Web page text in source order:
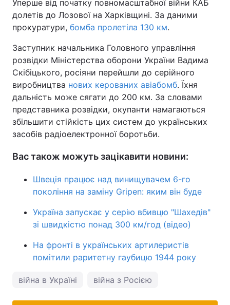
Уперше від початку повномасштабної війни КАБ
долетів до Лозової на Харківщині. За даними
прокуратури, бомба пролетіла 130 км.
Заступник начальника Головного управління
розвідки Міністерства оборони України Вадима
Скібіцького, росіяни перейшли до серійного
виробництва нових керованих авіабомб. Їхня
дальність може сягати до 200 км. За словами
представника розвідки, окупанти намагаються
збільшити стійкість цих систем до українських
засобів радіоелектронної боротьби.
Вас також можуть зацікавити новини:
Швеція працює над винищувачем 6-го
покоління на заміну Gripen: яким він буде
Україна запускає у серію вбивцю "Шахедів"
зі швидкістю понад 300 км/год (відео)
На фронті в українських артилеристів
помітили раритетну гаубицю 1944 року
війна в Україні війна з Росією